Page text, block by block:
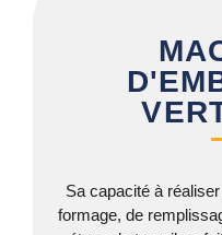
Sa capacité à
formage, de